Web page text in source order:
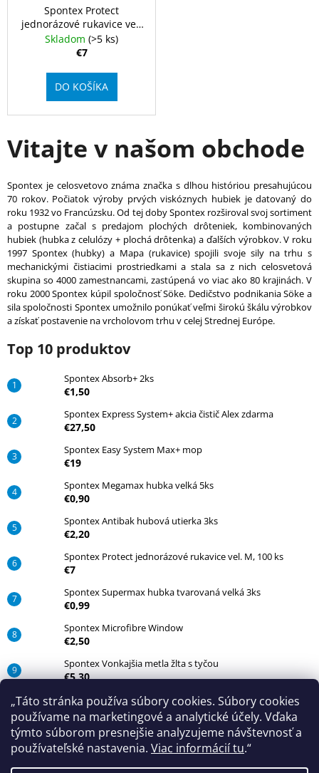
„Táto stránka používa súbory cookies. Súbory cookies
používame na marketingové a analytické účely. Vďaka
týmto súborom presnejšie analyzujeme návštevnosť a
používateľské nastavenia. Viac informácií tu.“
Spontex Protect
jednorázové rukavice vel.
S, 100 ks
Skladom (>5 ks)
€7
DO KOŠÍKA
Vitajte v našom obchode
Spontex je celosvetovo známa značka s dlhou históriou presahujúcou
70 rokov. Počiatok výroby prvých viskóznych hubiek je datovaný do
roku 1932 vo Francúzsku. Od tej doby Spontex rozširoval svoj sortiment
a postupne začal s predajom plochých drôteniek, kombinovaných
hubiek (hubka z celulózy + plochá drôtenka) a ďalších výrobkov. V roku
1997 Spontex (hubky) a Mapa (rukavice) spojili svoje sily na trhu s
mechanickými čistiacimi prostriedkami a stala sa z nich celosvetová
skupina so 4000 zamestnancami, zastúpená vo viac ako 80 krajinách. V
roku 2000 Spontex kúpil spoločnosť Söke. Dedičstvo podnikania Söke a
sila spoločnosti Spontex umožnilo ponúkať veľmi širokú škálu výrobkov
a získať postavenie na vrcholovom trhu v celej Strednej Európe.
Top 10 produktov
Spontex Absorb+ 2ks
€1,50
Spontex Express System+ akcia čistič Alex zdarma
€27,50
Spontex Easy System Max+ mop
€19
Spontex Megamax hubka velká 5ks
€0,90
Spontex Antibak hubová utierka 3ks
€2,20
Spontex Protect jednorázové rukavice vel. M, 100 ks
€7
Spontex Supermax hubka tvarovaná velká 3ks
€0,99
Spontex Microfibre Window
€2,50
Spontex Vonkajšia metla žlta s tyčou
€5,30
Spontex mop Corner
€27,50